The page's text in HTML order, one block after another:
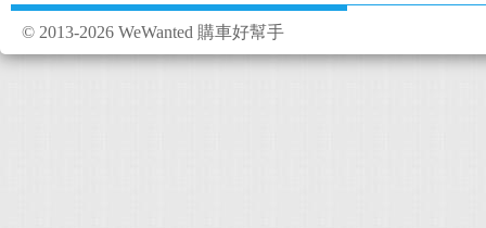
© 2013-2026 WeWanted 購車好幫手